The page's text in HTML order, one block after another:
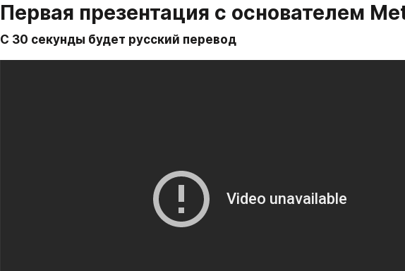
Первая презентация с основателем
С 30 секунды будет русский перевод